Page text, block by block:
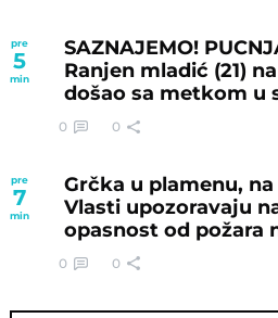
pre
5
min
SAZNAJEMO!
Ranjen mladić (21)
došao sa metkom u
0 0
pre
7
min
Grčka u plamenu,
Vlasti upozoravaju
opasnost od požara
0 0